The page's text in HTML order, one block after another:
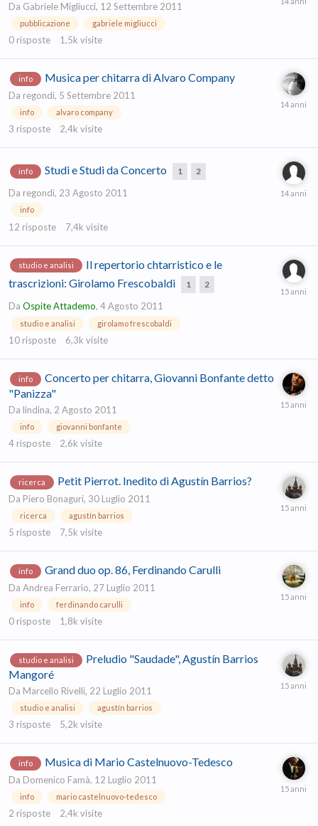
Da Gabriele Migliucci, 12 Settembre 2011
pubblicazione gabriele migliucci
0 risposte 1,5k visite
info Musica per chitarra di Alvaro Company
Da regondi, 5 Settembre 2011
info alvaro company
3 risposte 2,4k visite
info Studi e Studi da Concerto 1 2
Da regondi, 23 Agosto 2011
info
12 risposte 7,4k visite
studio e analisi
Il repertorio chtarristico e le
trascrizioni: Girolamo Frescobaldi
1 2
Da Ospite Attademo, 4 Agosto 2011
studio e analisi girolamo frescobaldi
10 risposte 6,3k visite
info
Concerto per chitarra, Giovanni Bonfante detto
"Panizza"
Da lindina, 2 Agosto 2011
info giovanni bonfante
4 risposte 2,6k visite
ricerca Petit Pierrot. Inedito di Agustín Barrios?
Da Piero Bonaguri, 30 Luglio 2011
ricerca agustín barrios
5 risposte 7,5k visite
info Grand duo op. 86, Ferdinando Carulli
Da Andrea Ferrario, 27 Luglio 2011
info ferdinando carulli
0 risposte 1,8k visite
studio e analisi
Preludio "Saudade", Agustín Barrios
Mangoré
Da Marcello Rivelli, 22 Luglio 2011
studio e analisi agustín barrios
3 risposte 5,2k visite
info Musica di Mario Castelnuovo-Tedesco
Da Domenico Famà, 12 Luglio 2011
info mario castelnuovo-tedesco
2 risposte 2,4k visite